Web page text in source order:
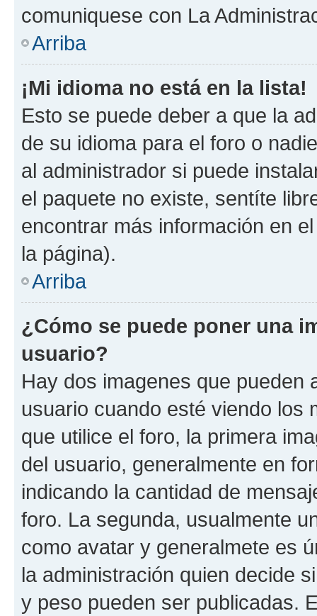
comuniquese con La
Arriba
¡Mi idioma no está en la lista!
Esto se puede deber a que la
de su idioma para el foro o
al administrador si puede
el paquete no existe, sentíte
encontrar más información en
la página).
Arriba
¿Cómo se puede poner una
usuario?
Hay dos imagenes que pueden
usuario cuando esté viendo los
que utilice el foro, la primera
del usuario, generalmente en
indicando la cantidad de
foro. La segunda, usualmente
como avatar y generalmete es
la administración quien decide
y peso pueden ser publicadas.